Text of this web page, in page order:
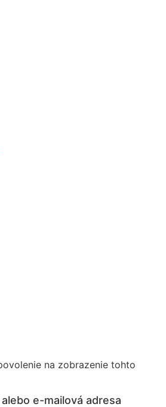
na zobrazenie tohto
e-mailová adresa